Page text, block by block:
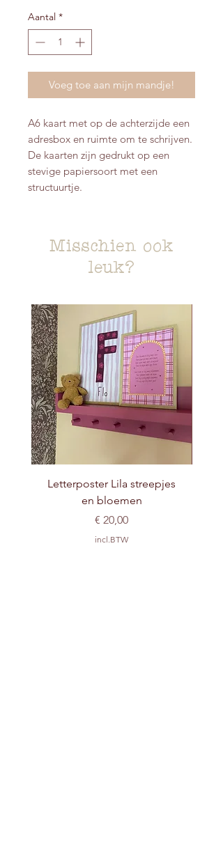
Aantal *
Voeg toe aan mijn mandje!
A6 kaart met op de achterzijde een
adresbox en ruimte om te schrijven.
De kaarten zijn gedrukt op een
stevige papiersoort met een
structuurtje.
Misschien ook
leuk?
Letterposter Lila streepjes
en bloemen
Prijs
€ 20,00
incl.BTW